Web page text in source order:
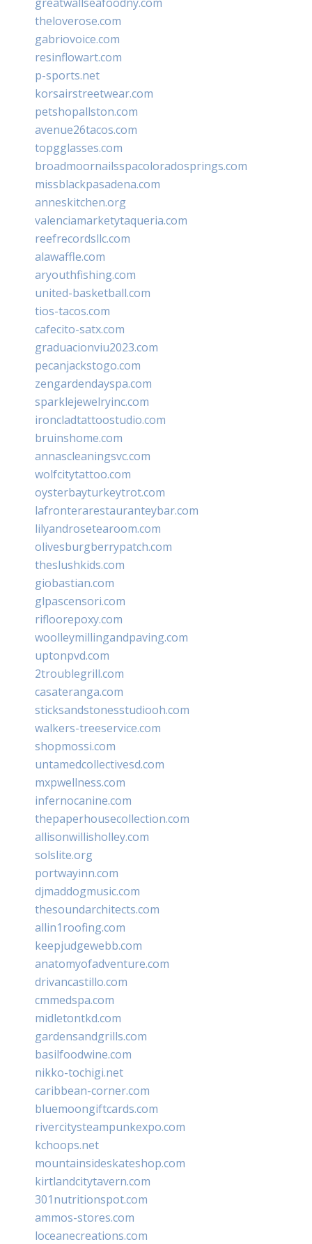
theloverose.com
gabriovoice.com
resinflowart.com
p-sports.net
korsairstreetwear.com
petshopallston.com
avenue26tacos.com
topgglasses.com
broadmoornailsspacoloradosprings.com
missblackpasadena.com
anneskitchen.org
valenciamarketytaqueria.com
reefrecordsllc.com
alawaffle.com
aryouthfishing.com
united-basketball.com
tios-tacos.com
cafecito-satx.com
graduacionviu2023.com
pecanjackstogo.com
zengardendayspa.com
sparklejewelryinc.com
ironcladtattoostudio.com
bruinshome.com
annascleaningsvc.com
wolfcitytattoo.com
oysterbayturkeytrot.com
lafronterarestauranteybar.com
lilyandrosetearoom.com
olivesburgberrypatch.com
theslushkids.com
giobastian.com
glpascensori.com
rifloorepoxy.com
woolleymillingandpaving.com
uptonpvd.com
2troublegrill.com
casateranga.com
sticksandstonesstudiooh.com
walkers-treeservice.com
shopmossi.com
untamedcollectivesd.com
mxpwellness.com
infernocanine.com
thepaperhousecollection.com
allisonwillisholley.com
solslite.org
portwayinn.com
djmaddogmusic.com
thesoundarchitects.com
allin1roofing.com
keepjudgewebb.com
anatomyofadventure.com
drivancastillo.com
cmmedspa.com
midletontkd.com
gardensandgrills.com
basilfoodwine.com
nikko-tochigi.net
caribbean-corner.com
bluemoongiftcards.com
rivercitysteampunkexpo.com
kchoops.net
mountainsideskateshop.com
kirtlandcitytavern.com
301nutritionspot.com
ammos-stores.com
loceanecreations.com